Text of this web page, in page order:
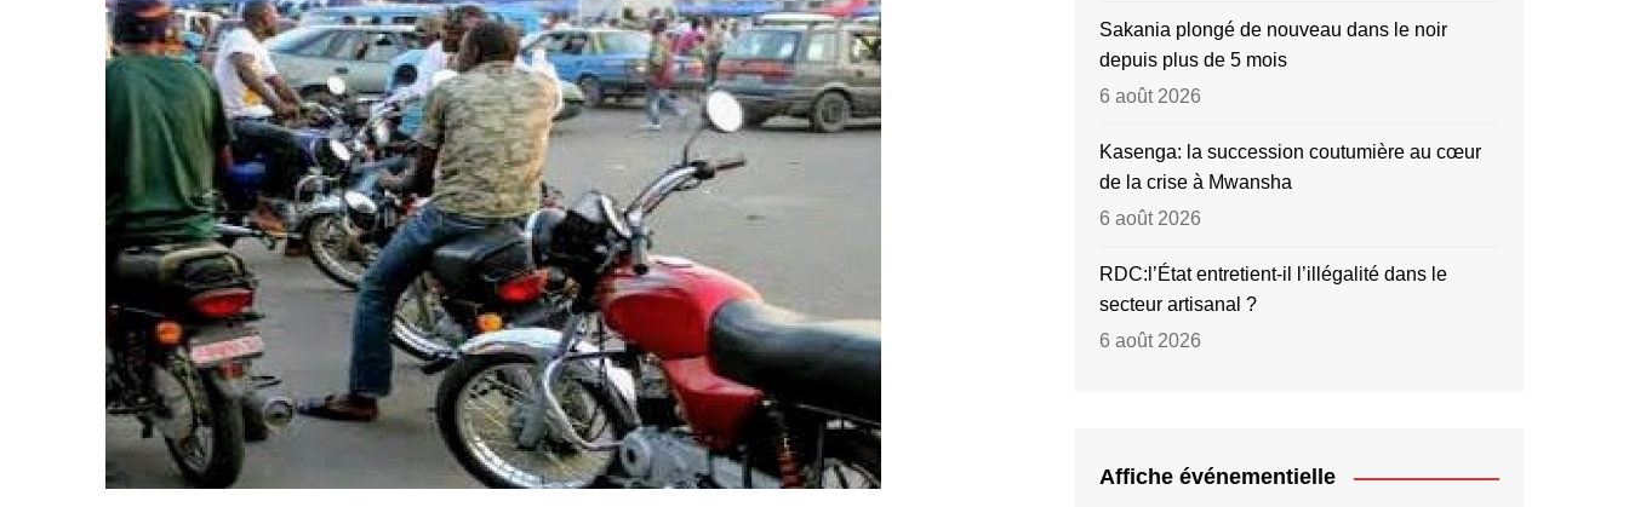
Sakania plongé de nouveau dans le noir
depuis plus de 5 mois
6 août 2026
Kasenga: la succession coutumière au cœur
de la crise à Mwansha
6 août 2026
RDC:l’État entretient-il l’illégalité dans le
secteur artisanal ?
6 août 2026
Affiche événementielle